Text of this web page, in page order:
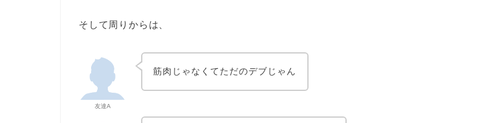
そして周りからは、
友達A
筋肉じゃなくてただのデブじゃん